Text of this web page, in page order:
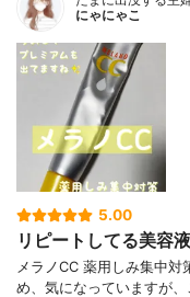
にゃにゃこ
5.00
リピートしてる美容
メラノCC 薬用しみ集中対
め、気になっていますが